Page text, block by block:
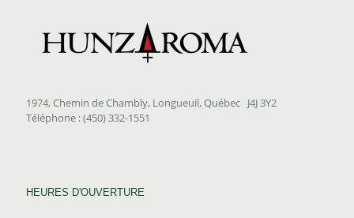
1974, Chemin de Chambly, Longueuil, Québec J4J 3Y2
Téléphone : (450) 332-1551
HEURES D'OUVERTURE